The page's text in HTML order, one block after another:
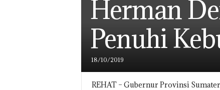
Herman
Penuhi
18/10/2019
REHAT – Gubernur Provinsi